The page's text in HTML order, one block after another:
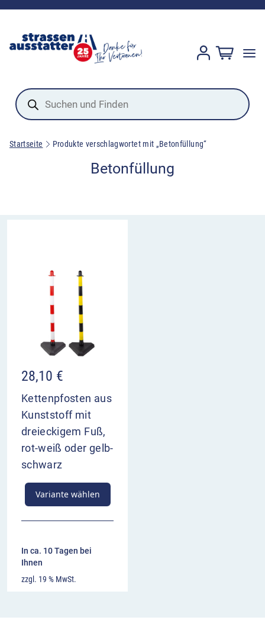
Products
search
Startseite Produkte verschlagwortet mit „Betonfüllung“
Betonfüllung
28,10 €
Kettenpfosten aus
Kunststoff mit
dreieckigem Fuß,
rot-weiß oder gelb-
schwarz
Variante wählen
In ca. 10 Tagen bei
Ihnen
zzgl. 19 % MwSt.